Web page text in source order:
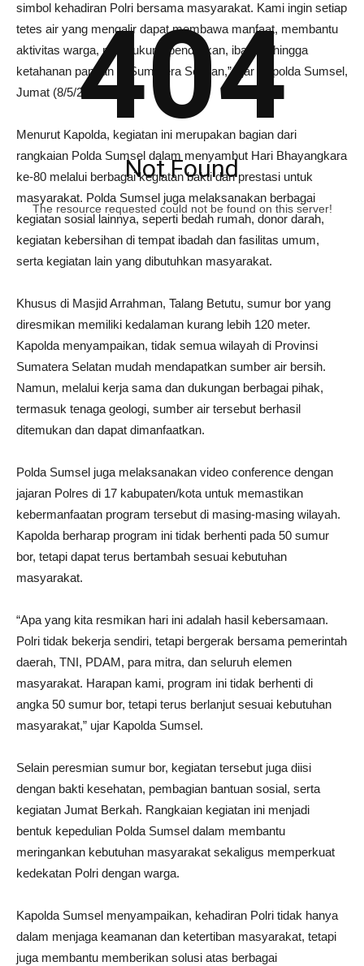
simbol kehadiran Polri bersama masyarakat. Kami ingin setiap
tetes air yang mengalir dapat membawa manfaat, membantu
aktivitas warga, mendukung pendidikan, ibadah, hingga
ketahanan pangan di Sumatera Selatan,” ujar Kapolda Sumsel,
Jumat (8/5/26).
Menurut Kapolda, kegiatan ini merupakan bagian dari
rangkaian Polda Sumsel dalam menyambut Hari Bhayangkara
ke-80 melalui berbagai kegiatan bakti dan prestasi untuk
masyarakat. Polda Sumsel juga melaksanakan berbagai
kegiatan sosial lainnya, seperti bedah rumah, donor darah,
kegiatan kebersihan di tempat ibadah dan fasilitas umum,
serta kegiatan lain yang dibutuhkan masyarakat.
Khusus di Masjid Arrahman, Talang Betutu, sumur bor yang
diresmikan memiliki kedalaman kurang lebih 120 meter.
Kapolda menyampaikan, tidak semua wilayah di Provinsi
Sumatera Selatan mudah mendapatkan sumber air bersih.
Namun, melalui kerja sama dan dukungan berbagai pihak,
termasuk tenaga geologi, sumber air tersebut berhasil
ditemukan dan dapat dimanfaatkan.
Polda Sumsel juga melaksanakan video conference dengan
jajaran Polres di 17 kabupaten/kota untuk memastikan
kebermanfaatan program tersebut di masing-masing wilayah.
Kapolda berharap program ini tidak berhenti pada 50 sumur
bor, tetapi dapat terus bertambah sesuai kebutuhan
masyarakat.
“Apa yang kita resmikan hari ini adalah hasil kebersamaan.
Polri tidak bekerja sendiri, tetapi bergerak bersama pemerintah
daerah, TNI, PDAM, para mitra, dan seluruh elemen
masyarakat. Harapan kami, program ini tidak berhenti di
angka 50 sumur bor, tetapi terus berlanjut sesuai kebutuhan
masyarakat,” ujar Kapolda Sumsel.
Selain peresmian sumur bor, kegiatan tersebut juga diisi
dengan bakti kesehatan, pembagian bantuan sosial, serta
kegiatan Jumat Berkah. Rangkaian kegiatan ini menjadi
bentuk kepedulian Polda Sumsel dalam membantu
meringankan kebutuhan masyarakat sekaligus memperkuat
kedekatan Polri dengan warga.
Kapolda Sumsel menyampaikan, kehadiran Polri tidak hanya
dalam menjaga keamanan dan ketertiban masyarakat, tetapi
juga membantu memberikan solusi atas berbagai
404
Not Found
The resource requested could not be found on this server!